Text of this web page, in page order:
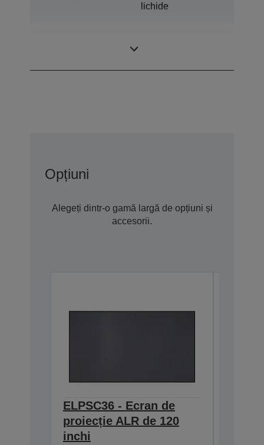
lichide
Opțiuni
Alegeți dintr-o gamă largă de opțiuni și
accesorii.
ELPSC36 - Ecran de
proiecție ALR de 120
inchi